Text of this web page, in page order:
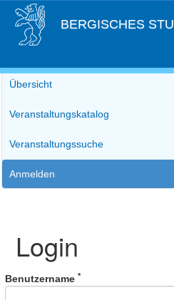
BERGISCHES
Übersicht
Veranstaltungskatalog
Veranstaltungssuche
Anmelden
Login
Benutzername*